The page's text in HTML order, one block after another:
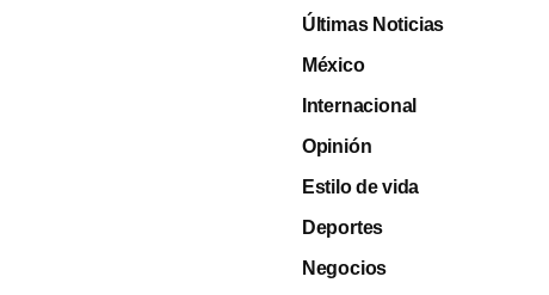
Últimas Noticias
México
Internacional
Opinión
Estilo de vida
Deportes
Negocios